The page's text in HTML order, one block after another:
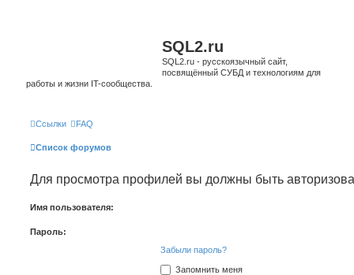
SQL2.ru
SQL2.ru - русскоязычный сайт,
посвящённый СУБД и технологиям для
работы и жизни IT-сообщества.
Ссылки FAQ
Список форумов
Для просмотра профилей вы должны быть
Имя пользователя:
Пароль:
Забыли пароль?
Запомнить меня